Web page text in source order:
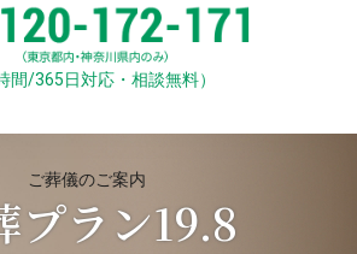
間/365日対応・相談無料）
ご葬儀のご案内
プラン19.8